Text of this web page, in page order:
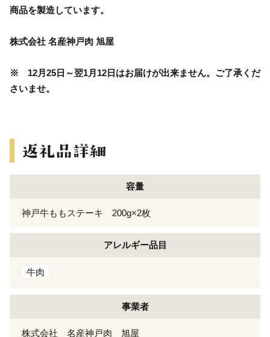
商品を製造しています。
株式会社 名産神戸肉 旭屋
※ 12月25日～翌1月12日はお届けが出来ません。ご了承くだ
さいませ。
容量
神戸牛ももステーキ 200g×2枚
アレルギー品目
牛肉
事業者
株式会社 名産神戸肉 旭屋